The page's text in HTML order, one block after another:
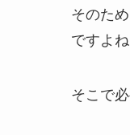
そのた
ですよね
そこで